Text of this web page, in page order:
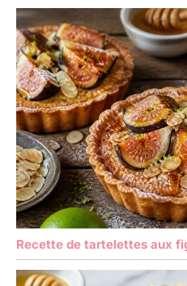
Recette de tartelettes aux